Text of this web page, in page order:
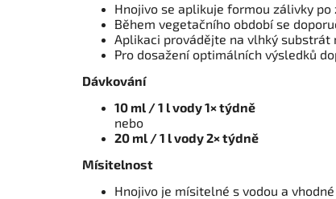
Hnojivo se aplikuje formou zálivky po
Během vegetačního období se
Aplikaci provádějte na vlhký substrát
Pro dosažení optimálních výsledků
Dávkování
10 ml / 1 l vody 1× týdně
nebo
20 ml / 1 l vody 2× týdně
Mísitelnost
Hnojivo je mísitelné s vodou a